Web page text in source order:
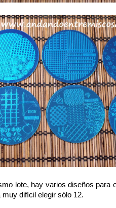
lote, hay varios diseños para
difícil elegir sólo 12.